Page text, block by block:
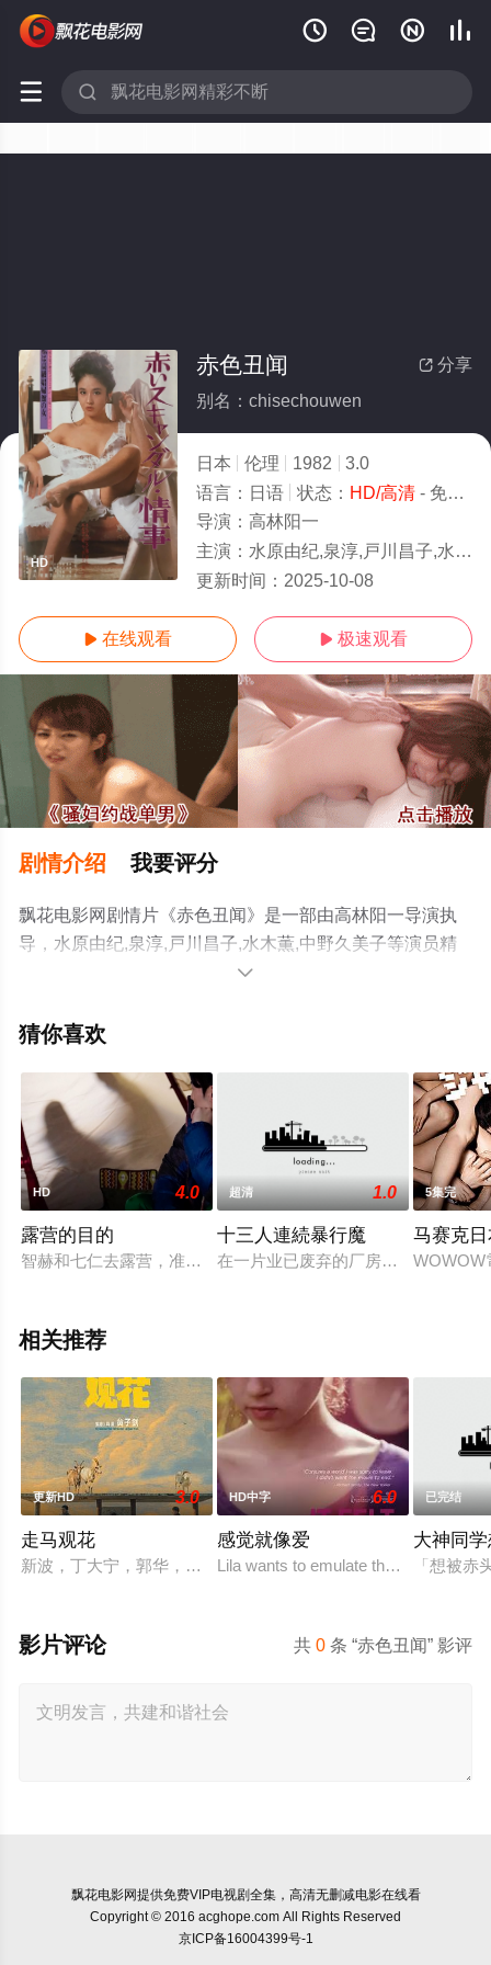
   
 
HD
 分享
赤色丑闻
别名：chisechouwen
日本 伦理 1982
3.0
语言： 日语 状态： HD/高清- 免费在线观看
导演： 高林阳一
主演： 水原由纪,泉淳,戸川昌子,水木薫,中野久美子
更新时间： 2025-10-08
 在线观看  极速观看
剧情介绍 我要评分
飘花电影网剧情片《赤色丑闻》是一部由高林阳一导演执
导，水原由纪,泉淳,戸川昌子,水木薫,中野久美子等演员精
彩演绎的日本电影，手机免费观看高清未删减完整版电影
视猫或剧情网等平台了解。

猜你喜欢
HD 4.0
露营的目的
智赫和七仁去露营，准备晚上出去玩。隔壁帐篷里来了两个刚
超清 1.0
十三人連続暴行魔
在一片业已废弃的厂房内，居住着一
5集完
马赛克
WOWOW
相关推荐
更新HD 3.0
走马观花
新波，丁大宁，郭华，程一木他们毕业于同一所大学。他们和
HD中字 6.0
感觉就像爱
Lila wants to emulate the sexual
已完结
大神同
「想被
共0 条 “赤色丑闻” 影评
影片评论
飘花电影网提供免费VIP电视剧全集，高清无删减电影在线看
Copyright © 2016 acghope.com All Rights Reserved
京ICP备16004399号-1